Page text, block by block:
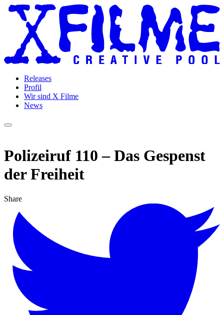
Releases
Profil
Wir sind X Filme
News
Polizeiruf 110 – Das Gespenst
der Freiheit
Share